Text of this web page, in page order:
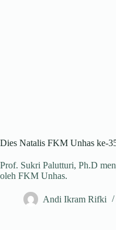
Dies Natalis FKM Unhas ke-
Prof. Sukri Palutturi, Ph.D
oleh FKM Unhas.
Andi Ikram Rifki